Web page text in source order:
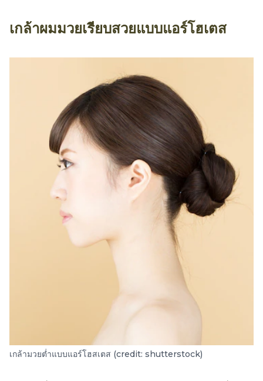
เกล้าผมมวยเรียบสวยแบบแอร์โฮเตส
เกล้ามวยต่ำแบบแอร์โฮสเตส (credit: shutterstock)